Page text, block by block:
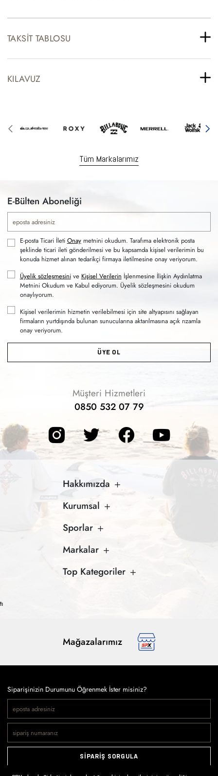
TAKSIT TABLOSU
KILAVUZ
Tüm Markalarımız
E-Bülten Aboneliği
E-posta Ticari İleti Onaymetnini okudum. Tarafıma elektronik posta
şeklinde ticari ileti gönderilmesi ve bu kapsamda kişisel verilerimin bu
konuda hizmet alınan tedarikçi firmaya iletilmesine onay veriyorum.
Üyelik sözleşmesinive Kişisel Verilerin İşlenmesine İlişkin Aydınlatma
Metnini Okudum ve Kabul ediyorum. Üyelik sözleşmesini okudum
onaylıyorum.
Kişisel verilerimin hizmetin verilebilmesi için site altyapısını sağlayan
firmaların yurtdışında bulunan sunucularına aktarılmasına açık rızamla
onay veriyorum.
ÜYE OL
Müşteri Hizmetleri
0850 532 07 79
Hakkımızda
Kurumsal
Sporlar
Markalar
Top Kategoriler
Mağazalarımız
Siparişinizin Durumunu Öğrenmek İster misiniz?
SİPARİŞ SORGULA